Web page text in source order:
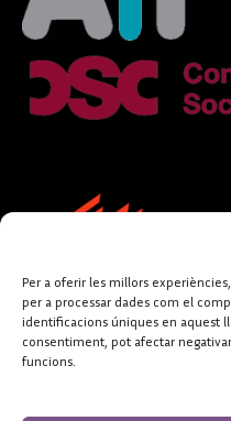
Per a oferir les millors
per a processar dades com el
identificacions úniques en aquest
consentiment, pot afectar
funcions.
FUNDACIÓ